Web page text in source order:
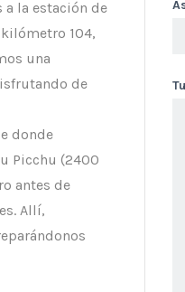
la estación de
104,
una
de
donde
Picchu (2400
antes de
Allí,